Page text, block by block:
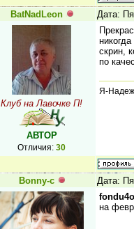
BatNadLeon Дата:
Клуб на Лавочке П!
АВТОР
Отличия: 30
скрин,
по
Я-
Bonny-c Дата:
на